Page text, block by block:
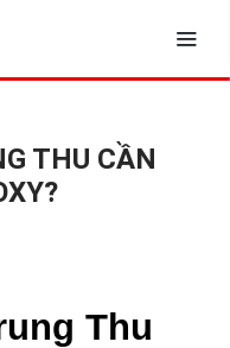
THU CẦN
Thu